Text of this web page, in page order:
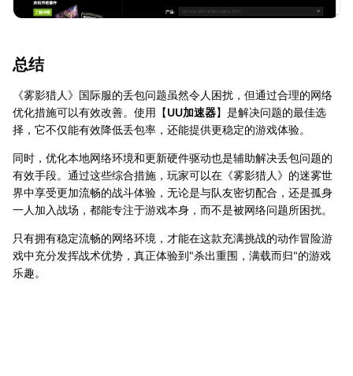
总结
《雾影猎人》国际服的丢包问题虽然令人困扰，但通过合理的网络
优化措施可以有效改善。使用【UU加速器】是解决问题的最佳选
择，它不仅能有效降低丢包率，还能提供更稳定的游戏体验。
同时，优化本地网络环境和更新硬件驱动也是辅助解决丢包问题的
有效手段。通过这些综合措施，玩家可以在《雾影猎人》的迷雾世
界中享受更加流畅的战斗体验，无论是与队友密切配合，还是孤身
一人加入战场，都能专注于游戏本身，而不是被网络问题所困扰。
只有拥有稳定流畅的网络环境，才能在这款充满挑战的动作冒险游
戏中充分发挥战术优势，真正体验到"杀出重围，满载而归"的游戏
乐趣。